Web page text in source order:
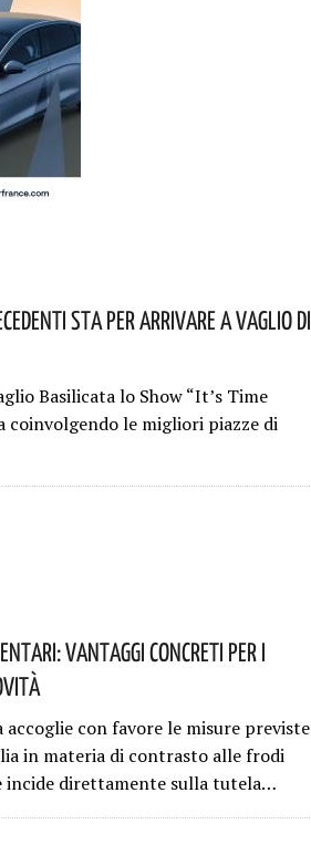
Sta Per Arrivare A Vaglio Di
Basilicata lo Show “It’s Time
coinvolgendo le migliori piazze di
Vantaggi Concreti Per I
con favore le misure previste
in materia di contrasto alle frodi
incide direttamente sulla tutela…